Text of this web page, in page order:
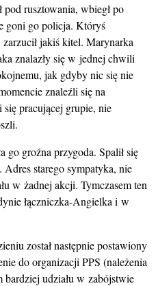
rusztowania, wbiegł po
goni go policja. Któryś
jakiś kitel. Marynarka
znalazły się w jednej chwili
jak gdyby nic się nie
znaleźli się na
się pracującej grupie, nie
go groźna przygoda. Spalił się
Adres starego sympatyka, nie
w żadnej akcji. Tymczasem ten
łączniczka-Angielka i w
został następnie postawiony
do organizacji PPS (należenia
udziału w zabójstwie